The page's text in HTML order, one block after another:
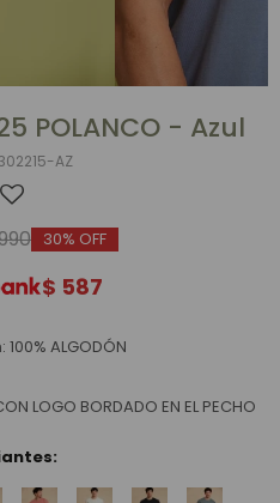
POLANCO - Azul
AZ
30
$ 587
ALGODÓN
LOGO BORDADO EN EL PECHO